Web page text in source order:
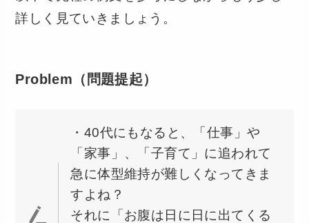
詳しく見ていきましょう。
Problem（問題提起）
・40代にもなると、「仕事」や
「家事」、「子育て」に追われて
急に体型維持が難しくなってきま
すよね？
それに「お腹は日に日に出てくる